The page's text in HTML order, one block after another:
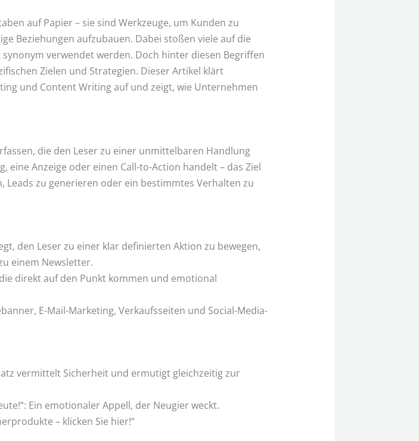
auf Papier – sie sind Werkzeuge, um Kunden zu
Beziehungen aufzubauen. Dabei stoßen viele auf die
verwendet werden. Doch hinter diesen Begriffen
Zielen und Strategien. Dieser Artikel klärt
und Content Writing auf und zeigt, wie Unternehmen
die den Leser zu einer unmittelbaren Handlung
Anzeige oder einen Call-to-Action handelt – das Ziel
zu generieren oder ein bestimmtes Verhalten zu
den Leser zu einer klar definierten Aktion zu bewegen,
einem Newsletter.
direkt auf den Punkt kommen und emotional
E-Mail-Marketing, Verkaufsseiten und Social-Media-
vermittelt Sicherheit und ermutigt gleichzeitig zur
Ein emotionaler Appell, der Neugier weckt.
– klicken Sie hier!“